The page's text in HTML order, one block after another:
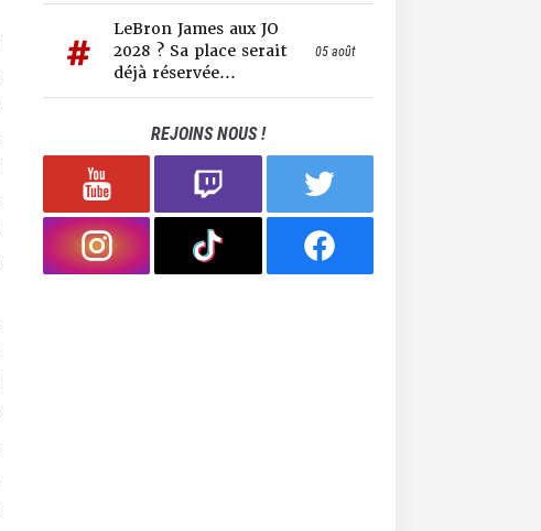
LeBron James aux JO
2028 ? Sa place serait
déjà réservée...
05 août
REJOINS NOUS !